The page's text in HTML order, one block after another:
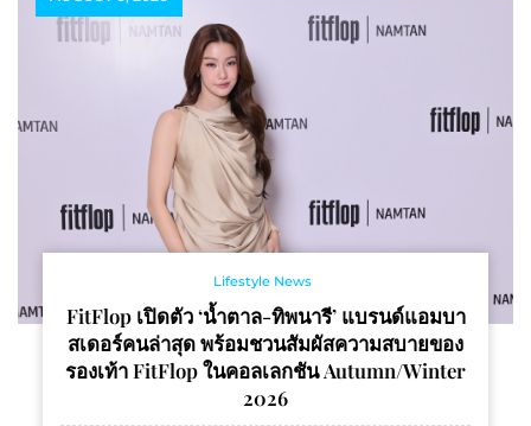
Lifestyle News
FitFlop เปิดตัว ‘น้ำตาล-ทิพนารี’ แบรนด์แอมบา
สเดอร์คนล่าสุด พร้อมชวนสัมผัสความสบายของ
รองเท้า FitFlop ในคอลเลกชัน Autumn/Winter
2026